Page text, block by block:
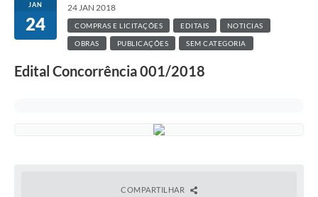
JAN
24
24 JAN 2018
COMPRAS E LICITAÇÕES EDITAIS NOTICIAS
OBRAS PUBLICAÇÕES SEM CATEGORIA
Edital Concorrência 001/2018
COMPARTILHAR